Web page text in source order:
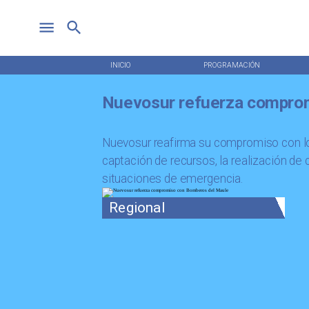
INICIO PROGRAMACIÓN
Regional
Nuevosur refuerza
Nuevosur reafirma su compromiso con
captación de recursos, la realización
situaciones de emergencia.